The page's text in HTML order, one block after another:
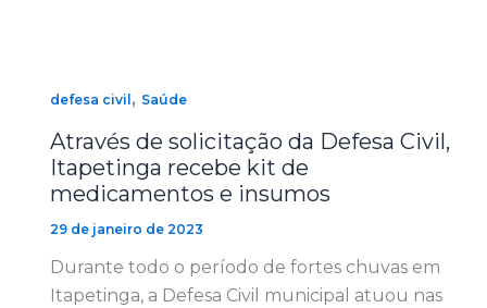
defesa civil , Saúde
Através de solicitação da Defesa Civil,
Itapetinga recebe kit de
medicamentos e insumos
29 de janeiro de 2023
Durante todo o período de fortes chuvas em
Itapetinga, a Defesa Civil municipal atuou nas